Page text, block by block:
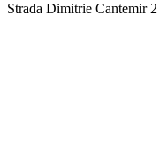
Strada Dimitrie Cantemir 2